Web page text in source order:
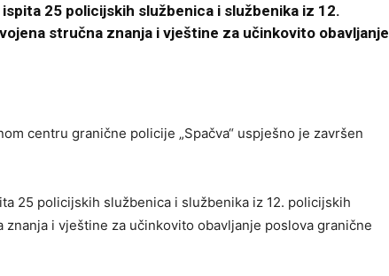
25 policijskih službenica i službenika iz 12.
stručna znanja i vještine za učinkovito obavljanje
centru granične policije „Spačva“ uspješno je završen
25 policijskih službenica i službenika iz 12. policijskih
znanja i vještine za učinkovito obavljanje poslova granične